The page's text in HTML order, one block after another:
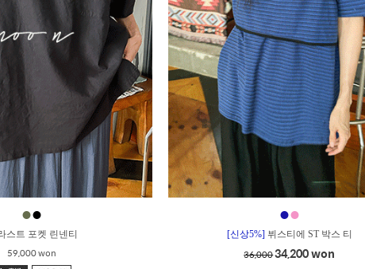
●●
스트 포켓 린넨티
59,000 won
●●
[신상5%] 뷔스티에 ST 박스 티
36,00034,200 won